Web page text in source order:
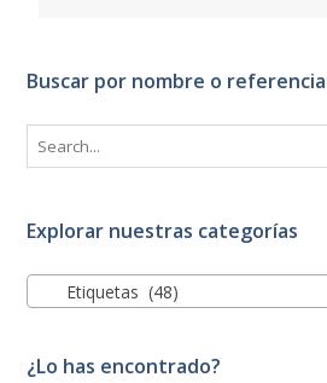
Buscar por nombre o referencia
Explorar nuestras categorías
Etiquetas (48)
¿Lo has encontrado?